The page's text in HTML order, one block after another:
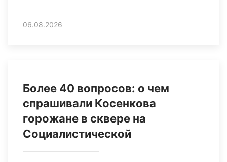
06.08.2026
Более 40 вопросов: о чем
спрашивали Косенкова
горожане в сквере на
Социалистической